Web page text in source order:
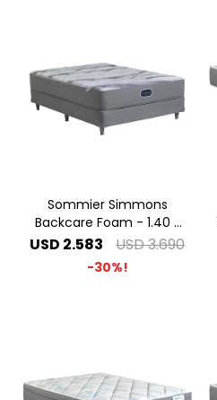
Sommier Simmons
Backcare Foam - 1.40 x
1.90 2 Plazas
USD 2.583 USD3.690
30